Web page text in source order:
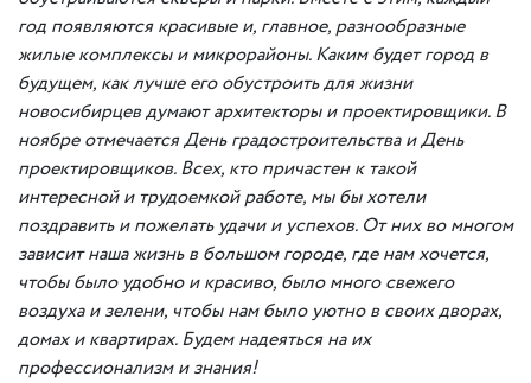
год появляютсякрасивые и, главное,разнообразные
жилые комплексыимикрорайоны. Каким будет город в
будущем, как лучше его обустроить для жизни
новосибирцев думают архитекторы и проектировщики. В
ноябре отмечается День градостроительства и День
проектировщиков. Всех, кто причастен к такой
интересной и трудоемкой работе, мы бы хотели
поздравить и пожелать удачи и успехов. От них во многом
зависит наша жизнь в большом городе, где нам хочется,
чтобы было удобно и красиво, было много свежего
воздуха и зелени, чтобы нам было уютно в своихдворах,
домах иквартирах. Будем надеяться на их
профессионализм и знания!